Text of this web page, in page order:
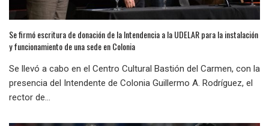
Se firmó escritura de donación de la Intendencia a la UDELAR para la instalación
y funcionamiento de una sede en Colonia
Se llevó a cabo en el Centro Cultural Bastión del Carmen, con la
presencia del Intendente de Colonia Guillermo A. Rodríguez, el
rector de...